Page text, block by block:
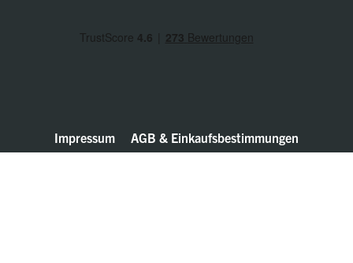
Impressum
AGB & Einkaufsbestimmungen